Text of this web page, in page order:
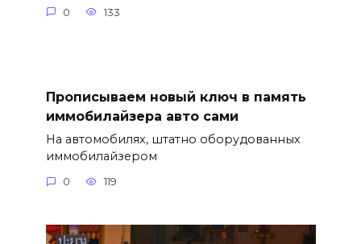
0 133
Прописываем новый ключ в память
иммобилайзера авто сами
На автомобилях, штатно оборудованных
иммобилайзером
0 119